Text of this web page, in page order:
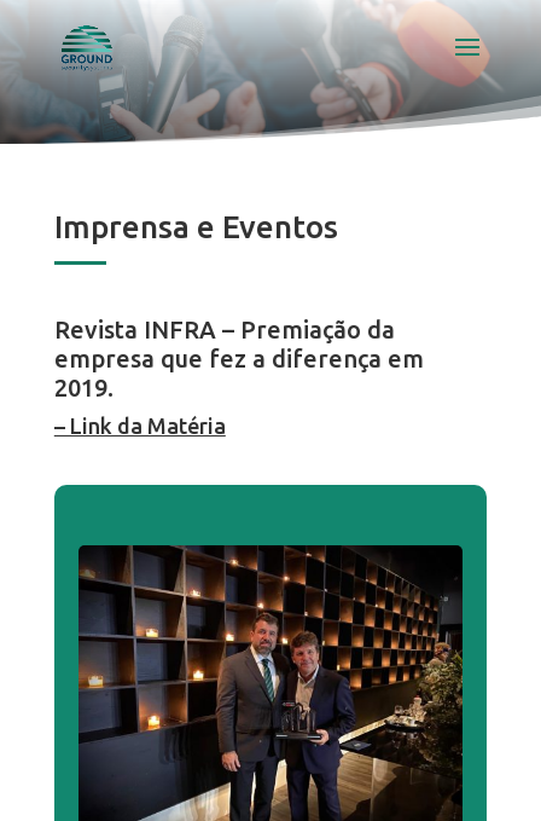
Imprensa e Eventos
Revista INFRA – Premiação da
empresa que fez a diferença em
2019.
– Link da Matéria